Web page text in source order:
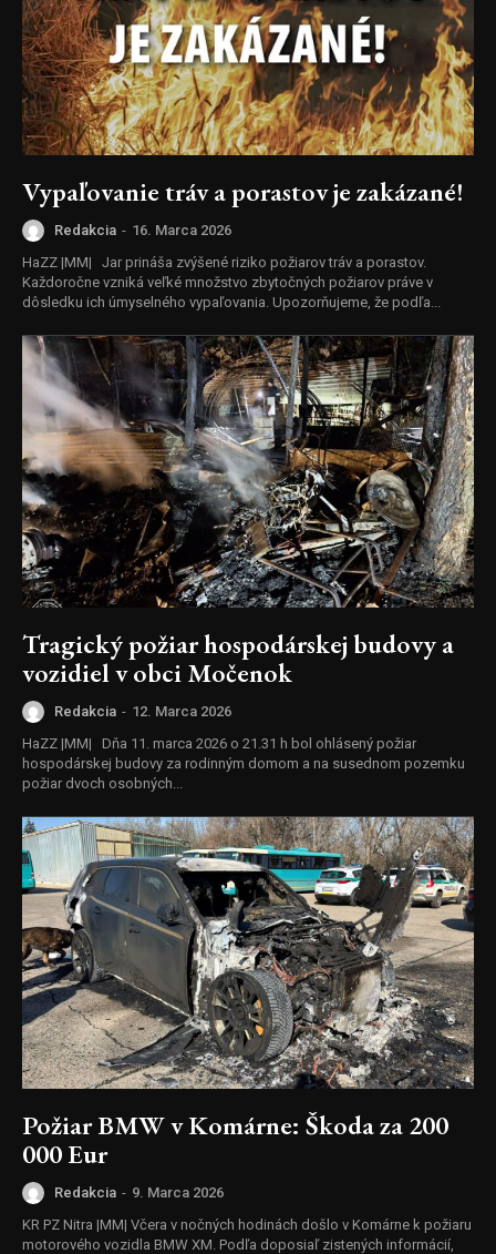
Vypaľovanie tráv a porastov je zakázané!
Redakcia - 16. Marca 2026
HaZZ |MM| Jar prináša zvýšené riziko požiarov tráv a porastov.
Každoročne vzniká veľké množstvo zbytočných požiarov práve v
dôsledku ich úmyselného vypaľovania. Upozorňujeme, že podľa...
Tragický požiar hospodárskej budovy a
vozidiel v obci Močenok
Redakcia - 12. Marca 2026
HaZZ |MM| Dňa 11. marca 2026 o 21.31 h bol ohlásený požiar
hospodárskej budovy za rodinným domom a na susednom pozemku
požiar dvoch osobných...
Požiar BMW v Komárne: Škoda za 200
000 Eur
Redakcia - 9. Marca 2026
KR PZ Nitra |MM| Včera v nočných hodinách došlo v Komárne k požiaru
motorového vozidla BMW XM. Podľa doposiaľ zistených informácií,